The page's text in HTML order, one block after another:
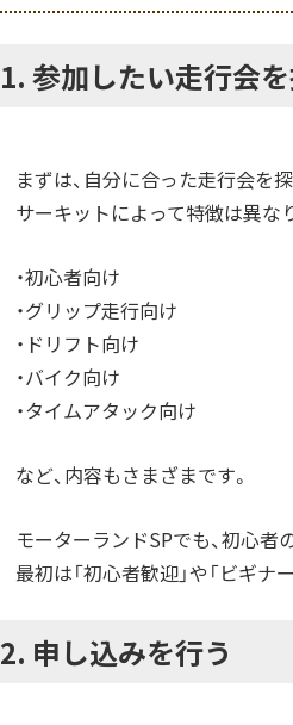
1. 参加したい走行会
まずは、自分に合った走行会を探
サーキットによって特徴は異なり
・初心者向け
・グリップ走行向け
・ドリフト向け
・バイク向け
・タイムアタック向け
など、内容もさまざまです。
モーターランドSPでも、初心
最初は「初心者歓迎」や「ビギ
2. 申し込みを行う